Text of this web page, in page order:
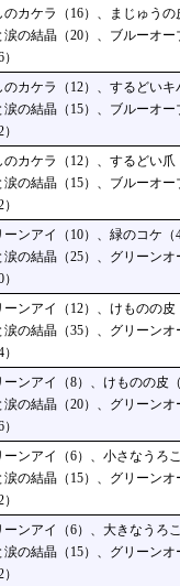
のカケラ（16）、まじゅうの
涙の結晶（20）、ブルーオ
のカケラ（12）、するどいキ
涙の結晶（15）、ブルーオ
のカケラ（12）、するどい爪
涙の結晶（15）、ブルーオ
ーンアイ（10）、緑のコケ（
涙の結晶（25）、グリーン
ーンアイ（12）、けものの皮
涙の結晶（35）、グリーン
ーンアイ（8）、けものの皮
涙の結晶（20）、グリーン
ーンアイ（6）、小さなうろ
涙の結晶（15）、グリーン
ーンアイ（6）、大きなうろ
涙の結晶（15）、グリーン